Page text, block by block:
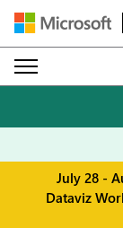
July 28 -
Dataviz